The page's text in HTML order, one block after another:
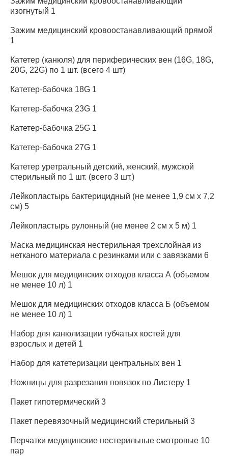
изогнутый 1
Зажим медицинский кровоостанавливающий прямой
1
Катетер (канюля) для периферических вен (16G, 18G,
20G, 22G) по 1 шт. (всего 4 шт)
Катетер-бабочка 18G 1
Катетер-бабочка 23G 1
Катетер-бабочка 25G 1
Катетер-бабочка 27G 1
Катетер уретральный детский, женский, мужской
стерильный по 1 шт. (всего 3 шт.)
Лейкопластырь бактерицидный (не менее 1,9 см x 7,2
см) 5
Лейкопластырь рулонный (не менее 2 см x 5 м) 1
Маска медицинская нестерильная трехслойная из
нетканого материала с резинками или с завязками 6
Мешок для медицинских отходов класса А (объемом
не менее 10 л) 1
Мешок для медицинских отходов класса Б (объемом
не менее 10 л) 1
Набор для канюлизации губчатых костей для
взрослых и детей 1
Набор для катетеризации центральных вен 1
Ножницы для разрезания повязок по Листеру 1
Пакет гипотермический 3
Пакет перевязочный медицинский стерильный 3
Перчатки медицинские нестерильные смотровые 10
пар